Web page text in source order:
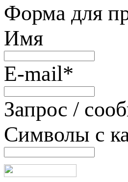
Форма для
Имя
E-mail*
Запрос /
Символы с